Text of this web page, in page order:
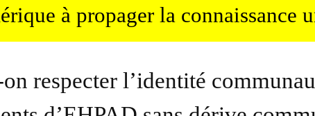
à propager la connaissance
respecter l’identité